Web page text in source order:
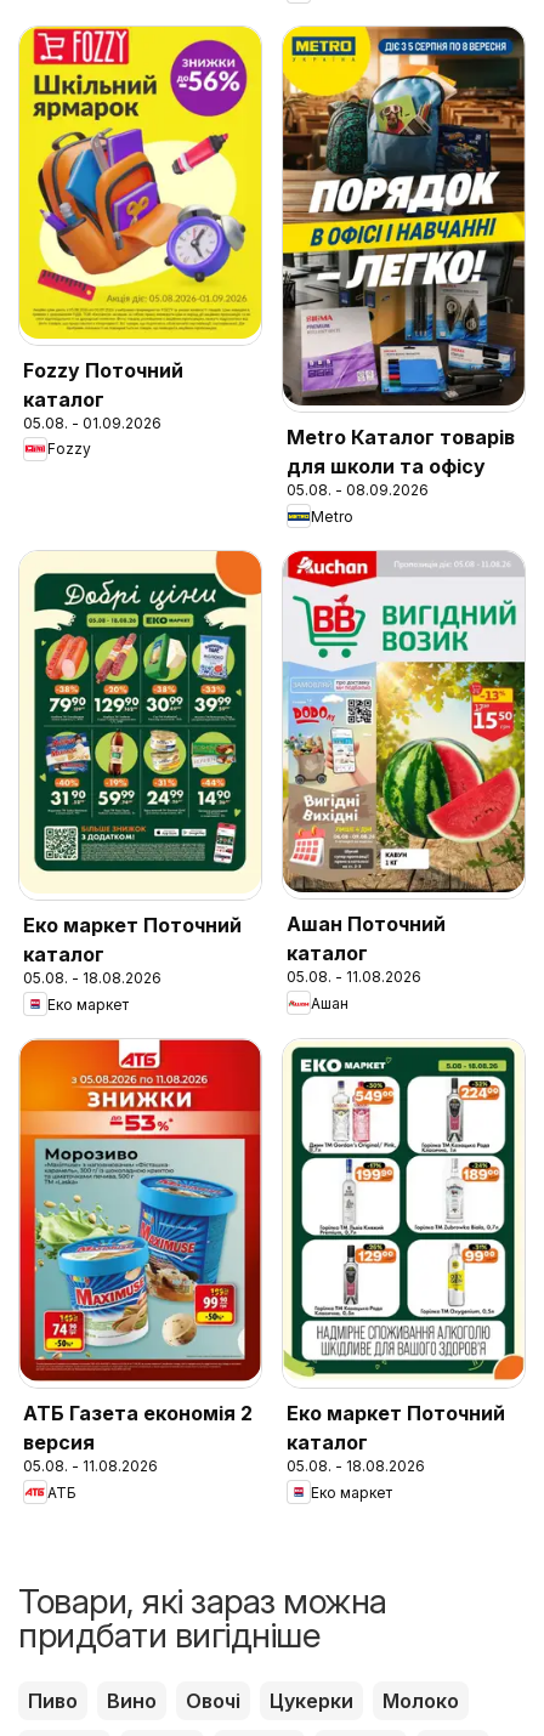
Fozzy Поточний
каталог
05.08. - 01.09.2026
Fozzy
Metro Каталог товарів
для школи та офісу
05.08. - 08.09.2026
Metro
Еко маркет Поточний
каталог
05.08. - 18.08.2026
Еко маркет
Ашан Поточний
каталог
05.08. - 11.08.2026
Ашан
АТБ Газета економія 2
версия
05.08. - 11.08.2026
АТБ
Еко маркет Поточний
каталог
05.08. - 18.08.2026
Еко маркет
Товари, які зараз можна
придбати вигідніше
Пиво Вино Овочі Цукерки
Молоко